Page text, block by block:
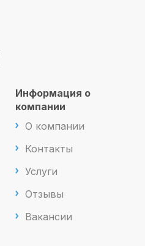
Информация о
компании
О компании
Контакты
Услуги
Отзывы
Вакансии